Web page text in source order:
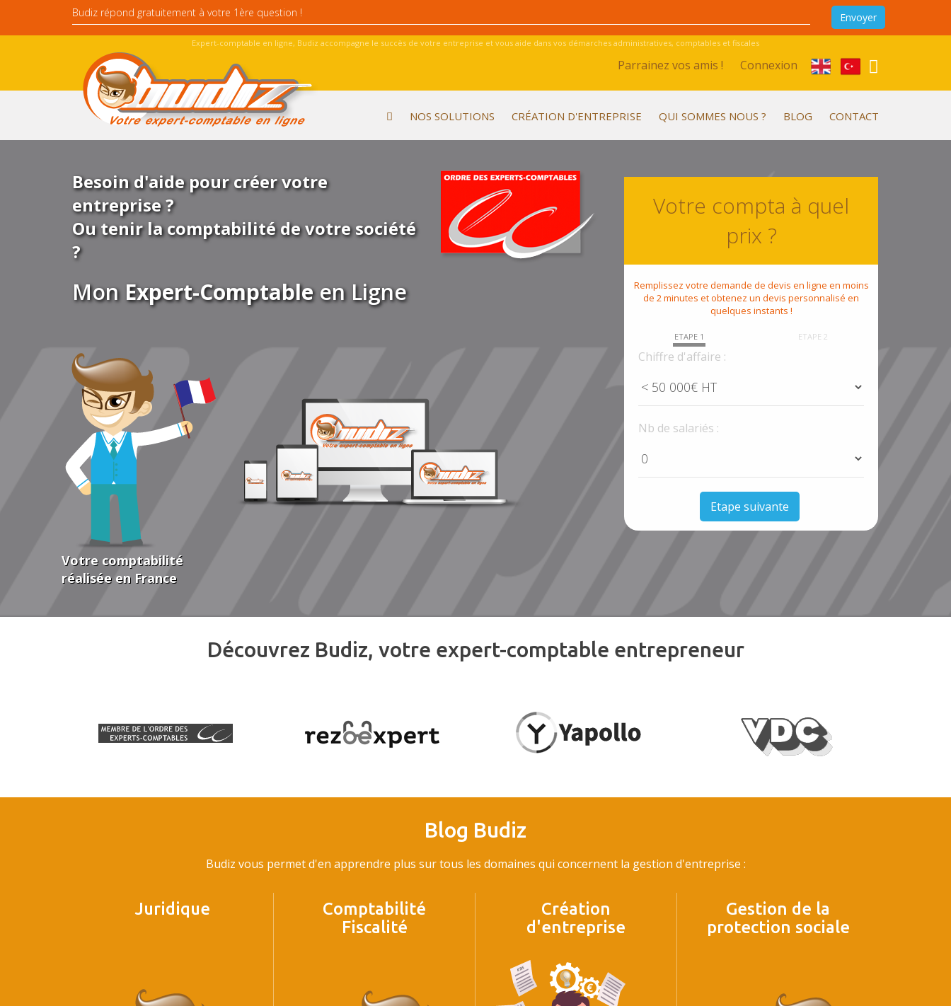
Expert-comptable en ligne, Budiz accompagne le succès de votre entreprise et vous aide dans vos démarches administratives, comptables et fiscales
Parrainez vos amis ! Connexion
NOS SOLUTIONS CRÉATION D'ENTREPRISE QUI SOMMES NOUS ? BLOG CONTACT
Besoin d'aide pour créer votre
entreprise ?
Ou tenir la comptabilité de votre société
?
Mon Expert-Comptableen Ligne
Votre comptabilité
réalisée en France
Votre compta à quel
prix ?
Remplissez votre demande de devis en ligne en moins
de 2 minutes et obtenez un devis personnalisé en
quelques instants !
ETAPE 1 ETAPE 2
Chiffre d'affaire :
Nb de salariés :
Etape suivante
Découvrez Budiz, votre expert-comptable entrepreneur
Blog Budiz
Budiz vous permet d'en apprendre plus sur tous les domaines qui concernent la gestion d'entreprise :
Juridique
Comptabilité
Fiscalité
Création
d'entreprise
Gestion de la
protection sociale